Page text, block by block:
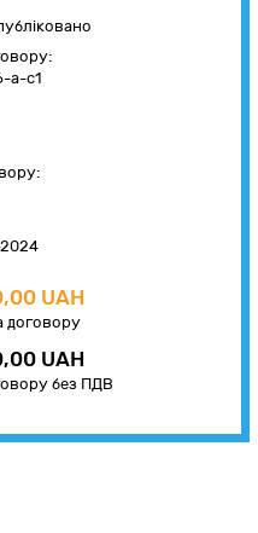
a-c1
UAH
договору
UAH
без ПДВ